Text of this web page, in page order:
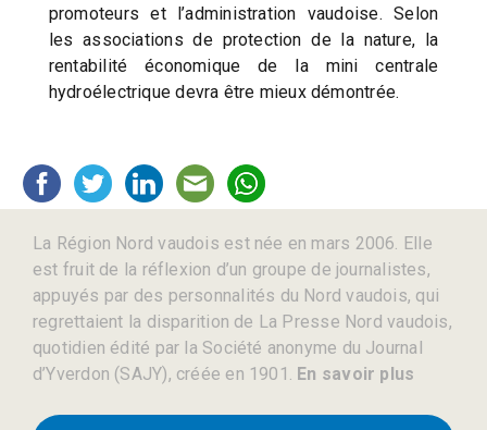
promoteurs et l’administration vaudoise. Selon
les associations de protection de la nature, la
rentabilité économique de la mini centrale
hydroélectrique devra être mieux démontrée.
La Région Nord vaudois est née en mars 2006. Elle
est fruit de la réflexion d’un groupe de journalistes,
appuyés par des personnalités du Nord vaudois, qui
regrettaient la disparition de La Presse Nord vaudois,
quotidien édité par la Société anonyme du Journal
d’Yverdon (SAJY), créée en 1901. En savoir plus